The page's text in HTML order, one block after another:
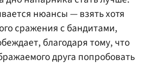
нюансы — взять хотя
сражения с бандитами,
благодаря тому, что
друга попробовать